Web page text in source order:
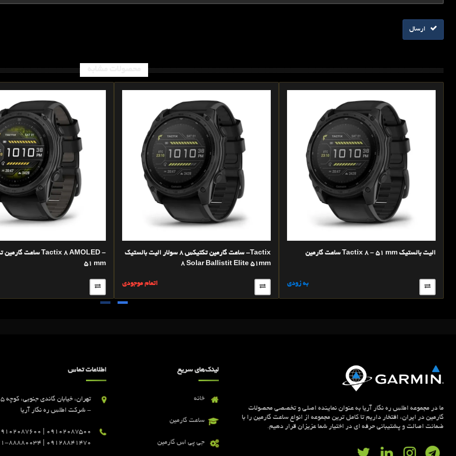
ارسال
51 mm
ساعت گارمین تکتیکس 8 سولار الیت بالستیک -Tactix
8 Solar Ballistit Elite 51mm
اتمام موجودی
ساعت گارمين Tactix 8 – 51 mm الیت بالستیک
به زودی
ما در مجموعه اطلس ره نگار آریا به عنوان نماینده اصلی و تخصصی محصولات
گارمین در ایران، افتخار داریم تا کامل ترین مجموعه از انواع ساعت گارمین را با
ضمانت اصالت و پشتیبانی حرفه ای در اختیار شما عزیزان قرار دهیم.
لینک‌های سریع
خانه
ساعت گارمین
جی پی اس گارمین
اطلاعات تماس
- شرکت اطلس ره نگار آریا
09128841470 | 021-88880034